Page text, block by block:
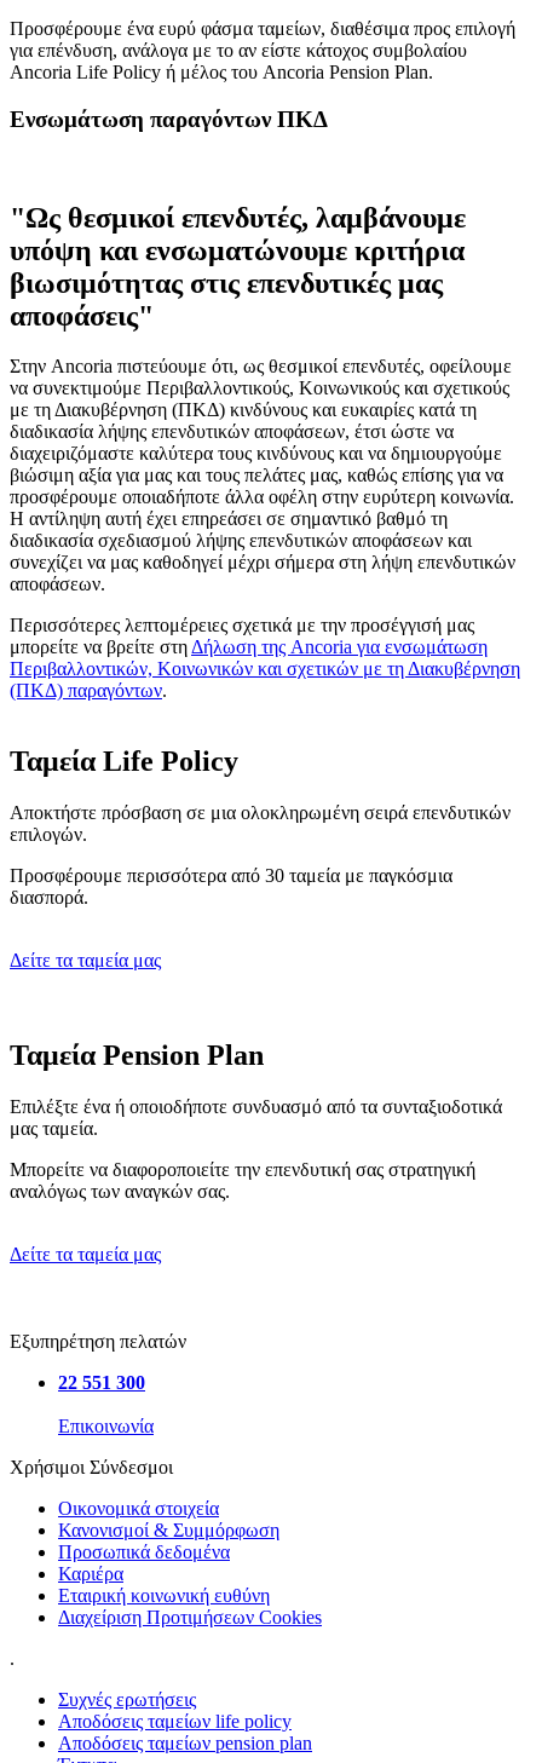
Προσφέρουμε ένα ευρύ φάσμα ταμείων, διαθέσιμα προς επιλογή
για επένδυση, ανάλογα με το αν είστε κάτοχος συμβολαίου
Ancoria Life Policy ή μέλος του Ancoria Pension Plan.
Ενσωμάτωση παραγόντων ΠΚΔ
"Ως θεσμικοί επενδυτές, λαμβάνουμε
υπόψη και ενσωματώνουμε κριτήρια
βιωσιμότητας στις επενδυτικές μας
αποφάσεις"
Στην Ancoria πιστεύουμε ότι, ως θεσμικοί επενδυτές, οφείλουμε
να συνεκτιμούμε Περιβαλλοντικούς, Κοινωνικούς και σχετικούς
με τη Διακυβέρνηση (ΠΚΔ) κινδύνους και ευκαιρίες κατά τη
διαδικασία λήψης επενδυτικών αποφάσεων, έτσι ώστε να
διαχειριζόμαστε καλύτερα τους κινδύνους και να δημιουργούμε
βιώσιμη αξία για μας και τους πελάτες μας, καθώς επίσης για να
προσφέρουμε οποιαδήποτε άλλα οφέλη στην ευρύτερη κοινωνία.
Η αντίληψη αυτή έχει επηρεάσει σε σημαντικό βαθμό τη
διαδικασία σχεδιασμού λήψης επενδυτικών αποφάσεων και
συνεχίζει να μας καθοδηγεί μέχρι σήμερα στη λήψη επενδυτικών
αποφάσεων.
Περισσότερες λεπτομέρειες σχετικά με την προσέγγισή μας
μπορείτε να βρείτε στηΔήλωση της Ancoria για ενσωμάτωση
Περιβαλλοντικών, Κοινωνικών και σχετικών με τη Διακυβέρνηση
(ΠΚΔ) παραγόντων.
Ταμεία Life Policy
Αποκτήστε πρόσβαση σε μια ολοκληρωμένη σειρά επενδυτικών
επιλογών.
Προσφέρουμε περισσότερα από 30 ταμεία με παγκόσμια
διασπορά.
Δείτε τα ταμεία μας
Ταμεία Pension Plan
Επιλέξτε ένα ή οποιοδήποτε συνδυασμό από τα συνταξιοδοτικά
μας ταμεία.
Μπορείτε να διαφοροποιείτε την επενδυτική σας στρατηγική
αναλόγως των αναγκών σας.
Δείτε τα ταμεία μας
Εξυπηρέτηση πελατών
22 551 300
Επικοινωνία
Χρήσιμοι Σύνδεσμοι
Οικονομικά στοιχεία
Κανονισμοί & Συμμόρφωση
Προσωπικά δεδομένα
Καριέρα
Εταιρική κοινωνική ευθύνη
Διαχείριση Προτιμήσεων Cookies
.
Συχνές ερωτήσεις
Αποδόσεις ταμείων life policy
Αποδόσεις ταμείων pension plan